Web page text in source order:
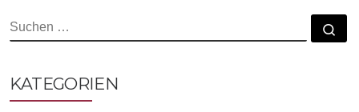
k
SUCHE
KATEGORIEN